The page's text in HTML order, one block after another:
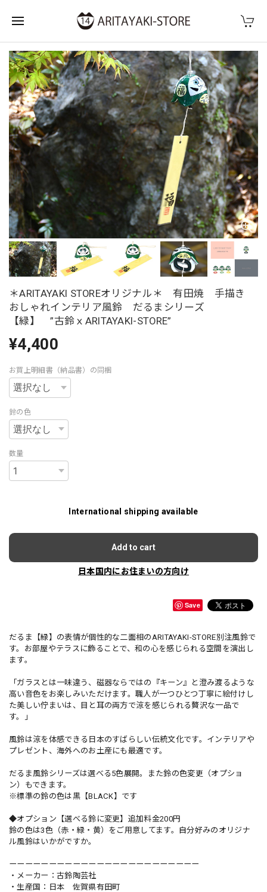
＊ARITAYAKI STOREオリジナル＊ 有田焼 手描き
おしゃれインテリア風鈴 だるまシリーズ
【緑】 ”古鈴ｘARITAYAKI-STORE”
¥4,400
お買上明細書（納品書）の同梱
鈴の色
数量
International shipping available
Add to cart
日本国内にお住まいの方向け
Save
だるま【緑】の表情が個性的な二面相のARITAYAKI-STORE別注風鈴で
す。お部屋やテラスに飾ることで、和の心を感じられる空間を演出し
ます。
「ガラスとは一味違う、磁器ならではの『キーン』と澄み渡るような
高い音色をお楽しみいただけます。職人が一つひとつ丁寧に絵付けし
た美しい佇まいは、目と耳の両方で涼を感じられる贅沢な一品で
す。」
風鈴は涼を体感できる日本のすばらしい伝統文化です。インテリアや
プレゼント、海外へのお土産にも最適です。
だるま風鈴シリーズは選べる5色展開。また鈴の色変更（オプショ
ン）もできます。
※標準の鈴の色は黒【BLACK】です
◆オプション【選べる鈴に変更】追加料金200円
鈴の色は3色（赤・緑・黄）をご用意してます。自分好みのオリジナ
ル風鈴はいかがですか。
ーーーーーーーーーーーーーーーーーーーーーーーー
・メーカー：古鈴陶芸社
・生産国：日本 佐賀県有田町